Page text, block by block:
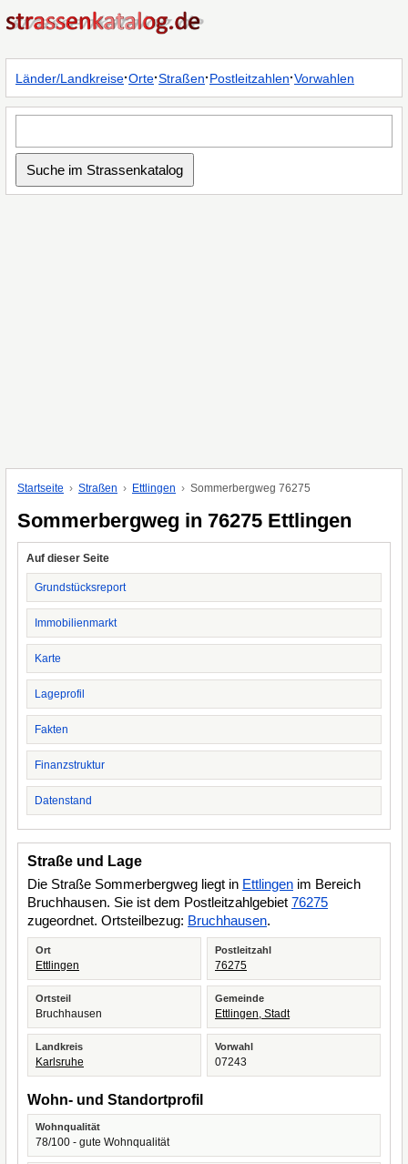
Länder/Landkreise·Orte·Straßen·Postleitzahlen·Vorwahlen
Startseite Straßen Ettlingen Sommerbergweg 76275
Sommerbergweg in 76275 Ettlingen
Auf dieser Seite
Grundstücksreport
Immobilienmarkt
Karte
Lageprofil
Fakten
Finanzstruktur
Datenstand
Straße und Lage
Die Straße Sommerbergweg liegt in Ettlingen im Bereich
Bruchhausen. Sie ist dem Postleitzahlgebiet 76275
zugeordnet. Ortsteilbezug: Bruchhausen.
Ort
Ettlingen
Postleitzahl
76275
Ortsteil
Bruchhausen
Gemeinde
Ettlingen, Stadt
Landkreis
Karlsruhe
Vorwahl
07243
Wohn- und Standortprofil
Wohnqualität
78/100 - gute Wohnqualität